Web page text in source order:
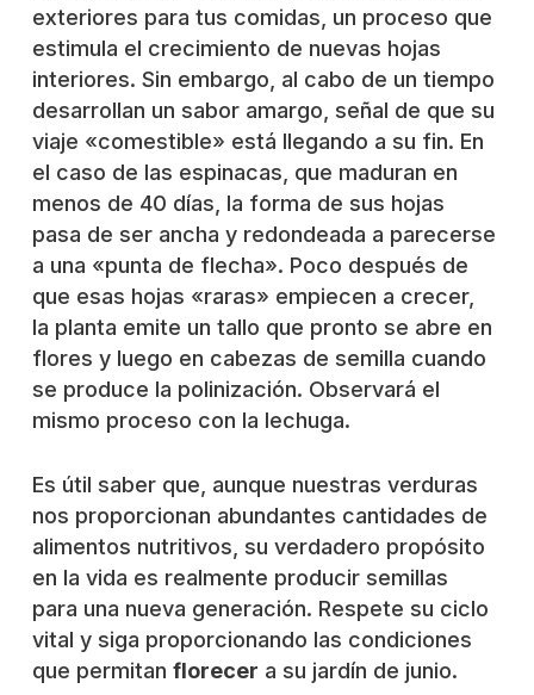
exteriores para tus comidas, un proceso que
estimula el crecimiento de nuevas hojas
interiores. Sin embargo, al cabo de un tiempo
desarrollan un sabor amargo, señal de que su
viaje «comestible» está llegando a su fin. En
el caso de las espinacas, que maduran en
menos de 40 días, la forma de sus hojas
pasa de ser ancha y redondeada a parecerse
a una «punta de flecha». Poco después de
que esas hojas «raras» empiecen a crecer,
la planta emite un tallo que pronto se abre en
flores y luego en cabezas de semilla cuando
se produce la polinización. Observará el
mismo proceso con la lechuga.
Es útil saber que, aunque nuestras verduras
nos proporcionan abundantes cantidades de
alimentos nutritivos, su verdadero propósito
en la vida es realmente producir semillas
para una nueva generación. Respete su ciclo
vital y siga proporcionando las condiciones
que permitan florecer a su jardín de junio.